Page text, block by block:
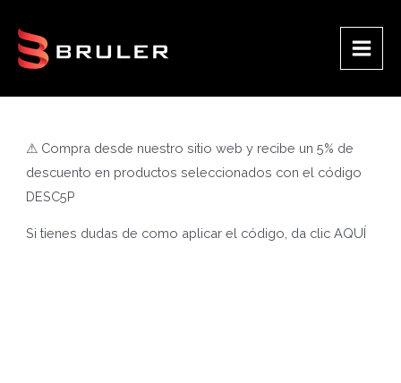
contenido
Main
⚠ Compra desde nuestro sitio web y recibe un 5% de
descuento en productos seleccionados con el código
DESC5P
Si tienes dudas de como aplicar el código, da clicAQUÍ